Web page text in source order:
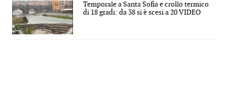
Temporale a Santa Sofia e crollo termico
di 18 gradi: da 38 si è scesi a 20 VIDEO